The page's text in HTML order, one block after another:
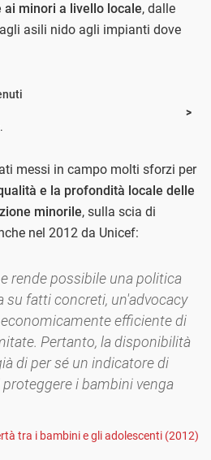
minori a livello locale, dalle
asili nido agli impianti dove
.
messi in campo molti sforzi per
e la profondità locale delle
minorile, sulla scia di
nel 2012 da Unicef:
rende possibile una politica
su fatti concreti, un'advocacy
efficiente di
Pertanto, la disponibilità
di per sé un indicatore di
i bambini venga
tra i bambini e gli adolescenti (2012)